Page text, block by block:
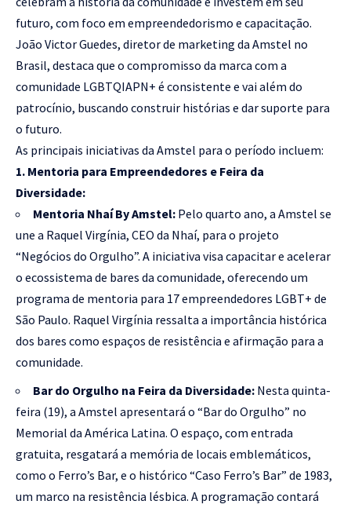
futuro, com foco em empreendedorismo e capacitação.
João Victor Guedes, diretor de marketing da Amstel no
Brasil, destaca que o compromisso da marca com a
comunidade LGBTQIAPN+ é consistente e vai além do
patrocínio, buscando construir histórias e dar suporte para
o futuro.
As principais iniciativas da Amstel para o período incluem:
1. Mentoria para Empreendedores e Feira da
Diversidade:
Mentoria Nhaí By Amstel: Pelo quarto ano, a Amstel se
une a Raquel Virgínia, CEO da Nhaí, para o projeto
“Negócios do Orgulho”. A iniciativa visa capacitar e acelerar
o ecossistema de bares da comunidade, oferecendo um
programa de mentoria para 17 empreendedores LGBT+ de
São Paulo. Raquel Virgínia ressalta a importância histórica
dos bares como espaços de resistência e afirmação para a
comunidade.
Bar do Orgulho na Feira da Diversidade: Nesta quinta-
feira (19), a Amstel apresentará o “Bar do Orgulho” no
Memorial da América Latina. O espaço, com entrada
gratuita, resgatará a memória de locais emblemáticos,
como o Ferro’s Bar, e o histórico “Caso Ferro’s Bar” de 1983,
um marco na resistência lésbica. A programação contará